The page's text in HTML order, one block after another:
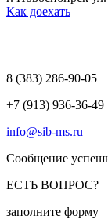
Как доехать
8 (383) 286-90-05
+7 (913) 936-36-49
info@sib-ms.ru
Сообщение
ЕСТЬ ВОПРОС?
заполните форму